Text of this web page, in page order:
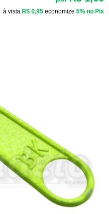
à vista R$ 0,95 economize 5% no Pix